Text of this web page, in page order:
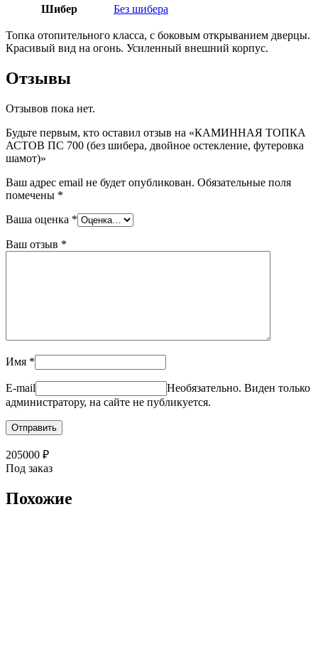
Шибер
Без шибера
Топка отопительного класса, с боковым открыванием дверцы.
Красивый вид на огонь. Усиленный внешний корпус.
Отзывы
Отзывов пока нет.
Будьте первым, кто оставил отзыв на «КАМИННАЯ ТОПКА
АСТОВ ПС 700 (без шибера, двойное остекление, футеровка
шамот)»
Ваш адрес email не будет опубликован. Обязательные поля
помечены *
Ваша оценка *
Ваш отзыв *
Имя *
E-mail
Необязательно. Виден только
администратору, на сайте не публикуется.
205000 ₽
Под заказ
Похожие